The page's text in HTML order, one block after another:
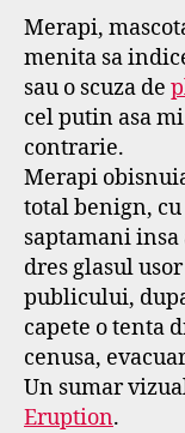
Merapi,
menita sa
sau o scuza de
cel putin asa
contrarie.
Merapi
total benign, cu
saptamani
dres glasul
publicului,
capete o tenta
cenusa,
Un sumar
Eruption.